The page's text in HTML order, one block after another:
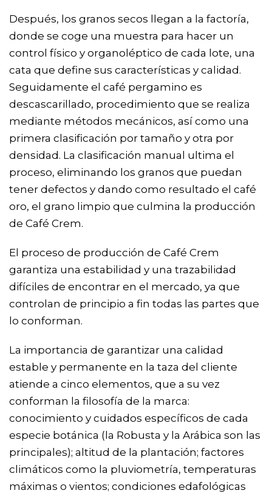
Después, los granos secos llegan a la factoría,
donde se coge una muestra para hacer un
control físico y organoléptico de cada lote, una
cata que define sus características y calidad.
Seguidamente el café pergamino es
descascarillado, procedimiento que se realiza
mediante métodos mecánicos, así como una
primera clasificación por tamaño y otra por
densidad. La clasificación manual ultima el
proceso, eliminando los granos que puedan
tener defectos y dando como resultado el café
oro, el grano limpio que culmina la producción
de Café Crem.
El proceso de producción de Café Crem
garantiza una estabilidad y una trazabilidad
difíciles de encontrar en el mercado, ya que
controlan de principio a fin todas las partes que
lo conforman.
La importancia de garantizar una calidad
estable y permanente en la taza del cliente
atiende a cinco elementos, que a su vez
conforman la filosofía de la marca:
conocimiento y cuidados específicos de cada
especie botánica (la Robusta y la Arábica son las
principales); altitud de la plantación; factores
climáticos como la pluviometría, temperaturas
máximas o vientos; condiciones edafológicas